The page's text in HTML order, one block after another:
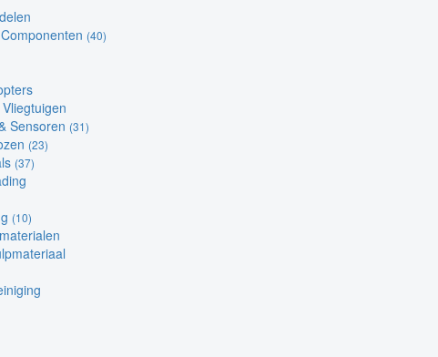
(40)
Sensoren (31)
(23)
(37)
(10)